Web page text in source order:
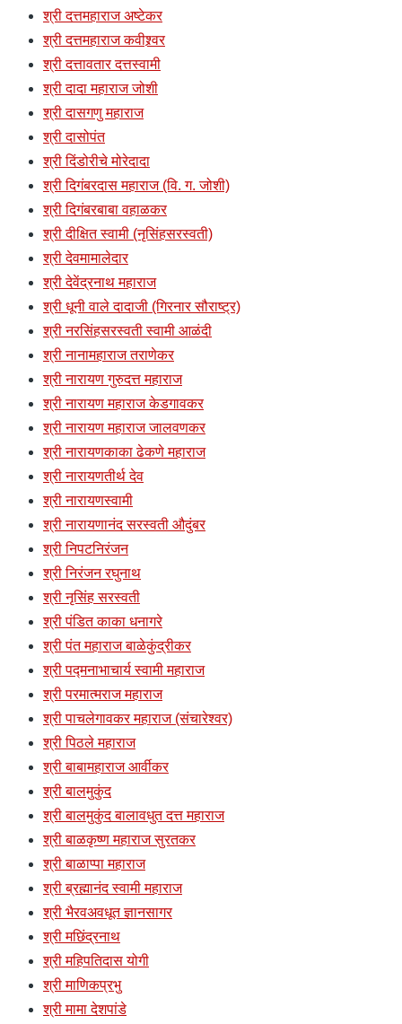
श्री दत्तमहाराज अष्टेकर
श्री दत्तमहाराज कवीश्र्वर
श्री दत्तावतार दत्तस्वामी
श्री दादा महाराज जोशी
श्री दासगणु महाराज
श्री दासोपंत
श्री दिंडोरीचे मोरेदादा
श्री दिगंबरदास महाराज (वि. ग. जोशी)
श्री दिगंबरबाबा वहाळकर
श्री दीक्षित स्वामी (नृसिंहसरस्वती)
श्री देवमामालेदार
श्री देवेंद्रनाथ महाराज
श्री धूनी वाले दादाजी (गिरनार सौराष्ट्र)
श्री नरसिंहसरस्वती स्वामी आळंदी
श्री नानामहाराज तराणेकर
श्री नारायण गुरुदत्त महाराज
श्री नारायण महाराज केडगावकर
श्री नारायण महाराज जालवणकर
श्री नारायणकाका ढेकणे महाराज
श्री नारायणतीर्थ देव
श्री नारायणस्वामी
श्री नारायणानंद सरस्वती औदुंबर
श्री निपटनिरंजन
श्री निरंजन रघुनाथ
श्री नृसिंह सरस्वती
श्री पंडित काका धनागरे
श्री पंत महाराज बाळेकुंद्रीकर
श्री पद्मनाभाचार्य स्वामी महाराज
श्री परमात्मराज महाराज
श्री पाचलेगावकर महाराज (संचारेश्वर)
श्री पिठले महाराज
श्री बाबामहाराज आर्वीकर
श्री बालमुकुंद
श्री बालमुकुंद बालावधुत दत्त महाराज
श्री बाळकृष्ण महाराज सुरतकर
श्री बाळाप्पा महाराज
श्री ब्रह्मानंद स्वामी महाराज
श्री भैरवअवधूत ज्ञानसागर
श्री मछिंद्रनाथ
श्री महिपतिदास योगी
श्री माणिकप्रभु
श्री मामा देशपांडे